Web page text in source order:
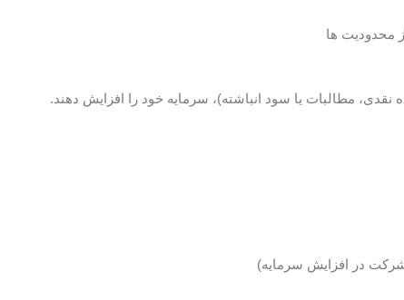
محدودیت ها
مطالبات یا سود انباشته)، سرمایه خود را افزایش دهند.
در افزایش سرمایه)